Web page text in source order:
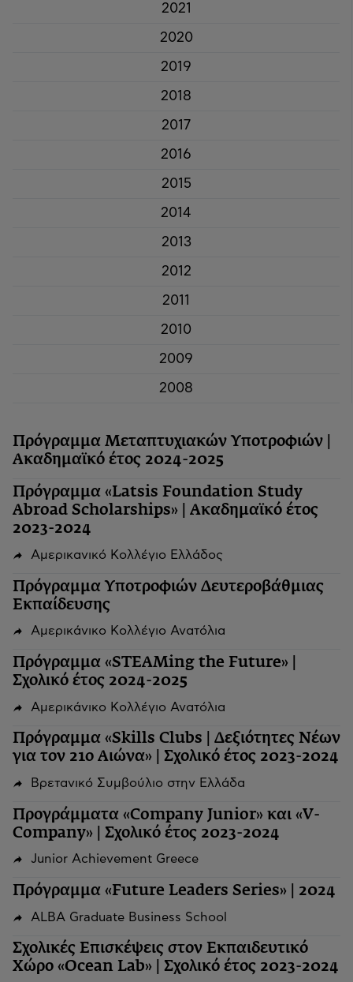
2021
2020
2019
2018
2017
2016
2015
2014
2013
2012
2011
2010
2009
2008
Πρόγραμμα Μεταπτυχιακών Υποτροφιών |
Ακαδημαϊκό έτος 2024-2025
Πρόγραμμα «Latsis Foundation Study
Abroad Scholarships» | Ακαδημαϊκό έτος
2023-2024
Αμερικανικό Κολλέγιο Ελλάδος
Πρόγραμμα Υποτροφιών Δευτεροβάθμιας
Εκπαίδευσης
Αμερικάνικο Κολλέγιο Ανατόλια
Πρόγραμμα «STEAMing the Future» |
Σχολικό έτος 2024-2025
Αμερικάνικο Κολλέγιο Ανατόλια
Πρόγραμμα «Skills Clubs | Δεξιότητες Νέων
για τον 21ο Αιώνα» | Σχολικό έτος 2023-2024
Βρετανικό Συμβούλιο στην Ελλάδα
Προγράμματα «Company Junior» και «V-
Company» | Σχολικό έτος 2023-2024
Junior Achievement Greece
Πρόγραμμα «Future Leaders Series» | 2024
ALBA Graduate Business School
Σχολικές Επισκέψεις στον Εκπαιδευτικό
Χώρο «Ocean Lab» | Σχολικό έτος 2023-2024